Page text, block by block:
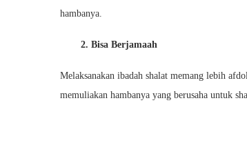
hambanya.
2. Bisa Berjamaah
Melaksanakan ibadah shalat memang lebih
memuliakan hambanya yang berusaha untuk